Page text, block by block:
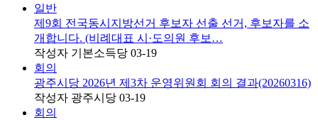
일반
제9회 전국동시지방선거 후보자 선출 선거, 후보자를 소
개합니다. (비례대표 시·도의원 후보…
작성자 기본소득당 03-19
회의
광주시당 2026년 제3차 운영위원회 회의 결과(20260316)
작성자 광주시당 03-19
회의